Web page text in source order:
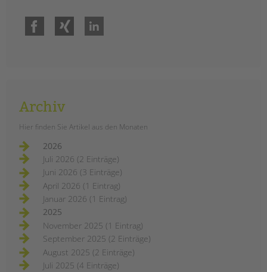
Briefe an Kai
Impressum
Hinweisgebersystem
Intranet
Facebook
Archiv
Hier finden Sie Artikel aus den Monaten
2026
Juli 2026 (2 Einträge)
Juni 2026 (3 Einträge)
April 2026 (1 Eintrag)
Januar 2026 (1 Eintrag)
2025
November 2025 (1 Eintrag)
September 2025 (2 Einträge)
August 2025 (2 Einträge)
Juli 2025 (4 Einträge)